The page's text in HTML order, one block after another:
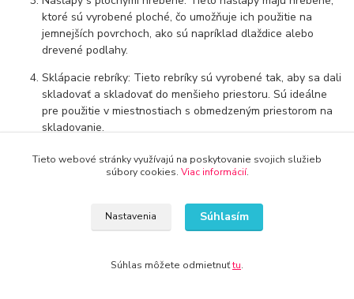
ktoré sú vyrobené ploché, čo umožňuje ich použitie na
jemnejších povrchoch, ako sú napríklad dlaždice alebo
drevené podlahy.
Sklápacie rebríky: Tieto rebríky sú vyrobené tak, aby sa dali
skladovať a skladovať do menšieho priestoru. Sú ideálne
pre použitie v miestnostiach s obmedzeným priestorom na
skladovanie.
Teleskopické rebríky: Tieto rebríky majú viacero častí, ktoré
sa môžu vysúvať a zasúvať do seba, čo z nich robí veľmi
Rebríky s plošinami: Tieto rebríky majú integrované plošiny,
ktoré umožňujú používateľovi stáť a pracovať v pohodlnom
vyžaduje dlhšiu dobu v stoji.
Tieto webové stránky využívajú na poskytovanie svojich služieb
súbory cookies. Viac informácií.
Nastavenia Súhlasím
Súhlas môžete odmietnuťtu.